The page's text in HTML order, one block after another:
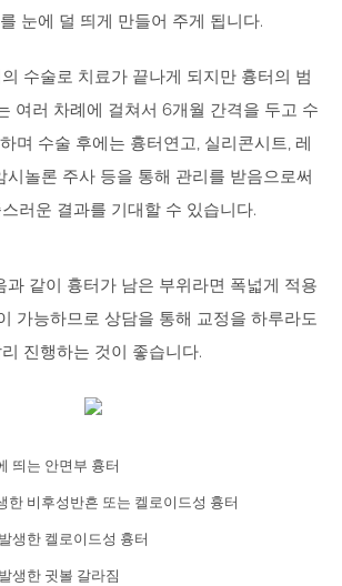
눈에 덜 띄게 만들어 주게 됩니다.
수술로 치료가 끝나게 되지만 흉터의 범
여러 차례에 걸쳐서 6개월 간격을 두고 수
며 수술 후에는 흉터연고, 실리콘시트, 레
시놀론 주사 등을 통해 관리를 받음으로써
러운 결과를 기대할 수 있습니다.
과 같이 흉터가 남은 부위라면 폭넓게 적용
가능하므로 상담을 통해 교정을 하루라도
진행하는 것이 좋습니다.
띄는 안면부 흉터
한 비후성반흔 또는 켈로이드성 흉터
생한 켈로이드성 흉터
생한 귓볼 갈라짐